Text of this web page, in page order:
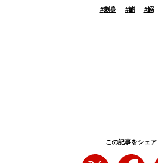
#刺身 #鮨 #鰯
この記事をシェア